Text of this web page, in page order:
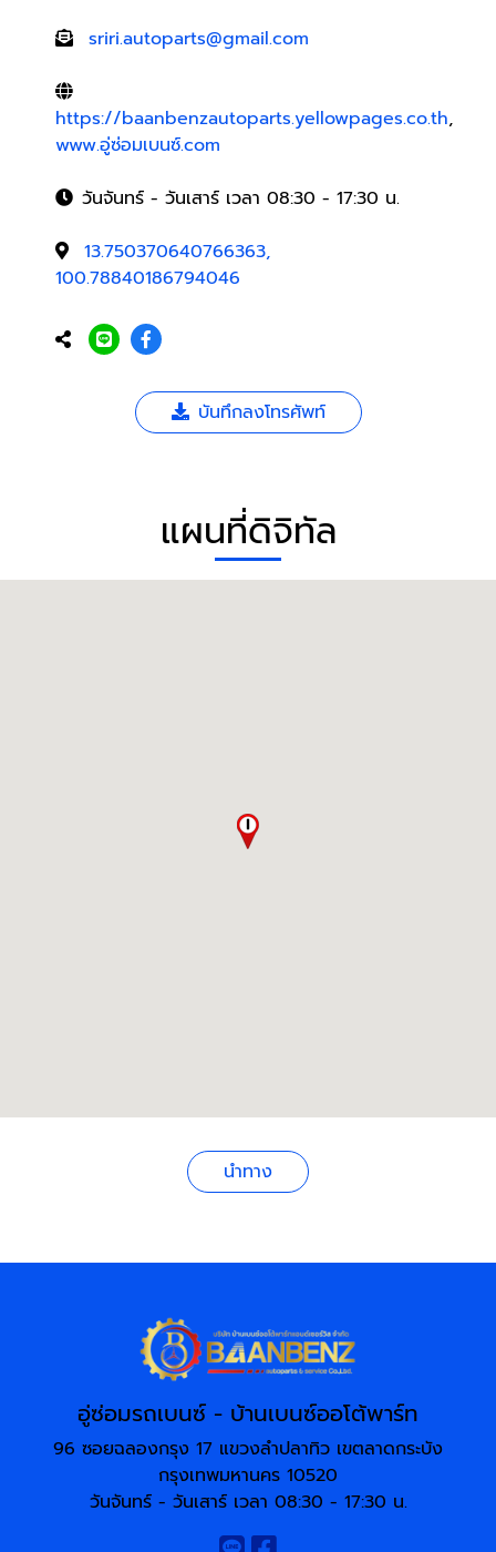
sriri.autoparts@gmail.com
https://baanbenzautoparts.yellowpages.co.th,
www.อู่ซ่อมเบนซ์.com
วันจันทร์ - วันเสาร์ เวลา 08:30 - 17:30 น.
13.750370640766363,
100.78840186794046
บันทึกลงโทรศัพท์
แผนที่ดิจิทัล
นำทาง
อู่ซ่อมรถเบนซ์ - บ้านเบนซ์ออโต้พาร์ท
96 ซอยฉลองกรุง 17 แขวงลำปลาทิว เขตลาดกระบัง
กรุงเทพมหานคร 10520
วันจันทร์ - วันเสาร์ เวลา 08:30 - 17:30 น.